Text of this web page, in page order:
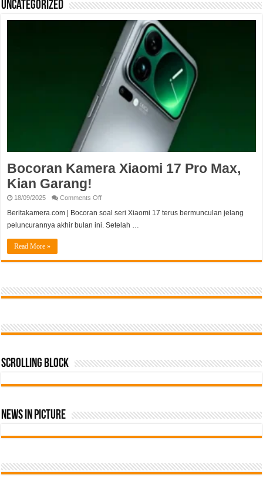
Uncategorized
Bocoran Kamera Xiaomi 17 Pro Max,
Kian Garang!
18/09/2025 Comments Offon
Kamera
17
Beritakamera.com | Bocoran soal seri Xiaomi 17 terus bermunculan jelang
peluncurannya akhir bulan ini. Setelah …
Read More »
Scrolling Block
News In Picture